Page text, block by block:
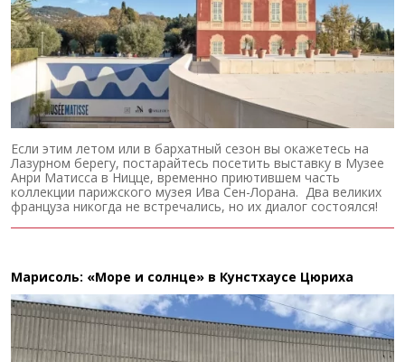
Если этим летом или в бархатный сезон вы окажетесь на
Лазурном берегу, постарайтесь посетить выставку в Музее
Анри Матисса в Ницце, временно приютившем часть
коллекции парижского музея Ива Сен-Лорана. Два великих
француза никогда не встречались, но их диалог состоялся!
Марисоль: «Море и солнце» в Кунстхаусе Цюриха